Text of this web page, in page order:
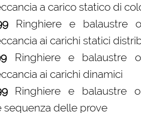
a carico statico di
Ringhiere e balaustre o
ai carichi statici
Ringhiere e balaustre o
ai carichi dinamici
Ringhiere e balaustre o
sequenza delle prove